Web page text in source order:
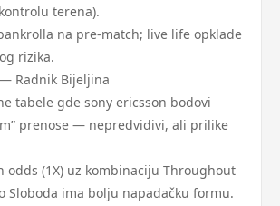
terena).
na pre-match; live life opklade
rizika.
Radnik Bijeljina
tabele gde sony ericsson bodovi
prenose — nepredvidivi, ali prilike
odds (1X) uz kombinaciju Throughout
Sloboda ima bolju napadačku formu.